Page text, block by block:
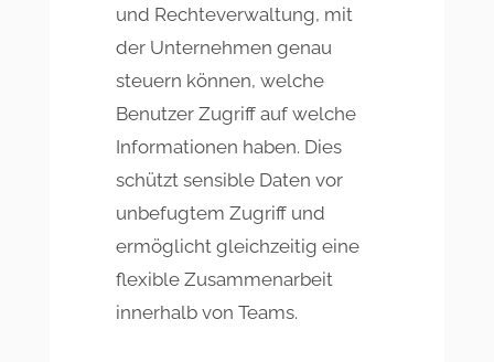
und Rechteverwaltung, mit
der Unternehmen genau
steuern können, welche
Benutzer Zugriff auf welche
Informationen haben. Dies
schützt sensible Daten vor
unbefugtem Zugriff und
ermöglicht gleichzeitig eine
flexible Zusammenarbeit
innerhalb von Teams.